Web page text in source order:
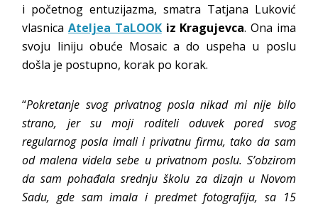
i početnog entuzijazma, smatra Tatjana Luković
vlasnicaAteljea TaLOOKiz Kragujevca. Ona ima
svoju liniju obuće Mosaic a do uspeha u poslu
došla je postupno, korak po korak.
“Pokretanje svog privatnog posla nikad mi nije bilo
strano, jer su moji roditeli oduvek pored svog
regularnog posla imali i privatnu firmu, tako da sam
od malena videla sebe u privatnom poslu. S’obzirom
da sam pohađala srednju školu za dizajn u Novom
Sadu, gde sam imala i predmet fotografija, sa 15